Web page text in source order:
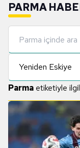
PARMA
Yeniden Eskiye
Parma etiketiyle